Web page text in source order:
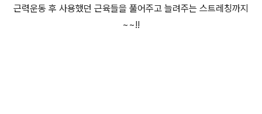
근력운동 후 사용했던 근육들을 풀어주고 늘려주는 스트레칭까지
~~!!